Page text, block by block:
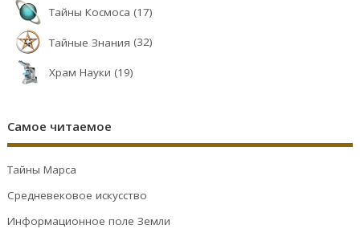
Тайны Космоса (17)
Тайные Знания (32)
Храм Науки (19)
Самое читаемое
Тайны Марса
Средневековое искусство
Информационное поле Земли